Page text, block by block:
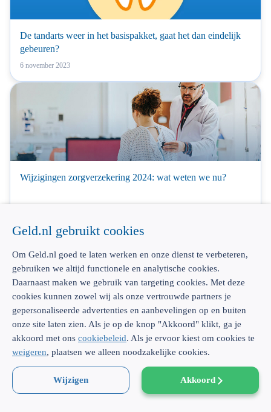
De tandarts weer in het basispakket, gaat het dan eindelijk
gebeuren?
6 november 2023
Wijzigingen zorgverzekering 2024: wat weten we nu?
Vooral jongeren betalen meer voor zorgverzekering in 2023
24 januari 2023
Geld.nl gebruikt cookies
Om Geld.nl goed te laten werken en onze dienst te verbeteren,
gebruiken we altijd functionele en analytische cookies.
Daarnaast maken we gebruik van targeting cookies. Met deze
cookies kunnen zowel wij als onze vertrouwde partners je
gepersonaliseerde advertenties en aanbevelingen op en buiten
onze site laten zien. Als je op de knop "Akkoord" klikt, ga je
akkoord met ons cookiebeleid. Als je ervoor kiest om cookies te
weigeren, plaatsen we alleen noodzakelijke cookies.
Wijzigen Akkoord